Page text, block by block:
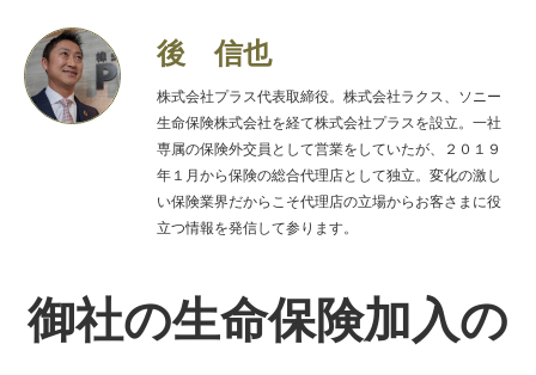
後 信也
株式会社プラス代表取締役。株式会社ラクス、ソニー
生命保険株式会社を経て株式会社プラスを設立。一社
専属の保険外交員として営業をしていたが、２０１９
年１月から保険の総合代理店として独立。変化の激し
い保険業界だからこそ代理店の立場からお客さまに役
立つ情報を発信して参ります。
御社の生命保険加入の